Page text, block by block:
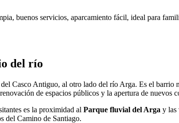
buenos servicios, aparcamiento fácil, ideal para
del río
Casco Antiguo, al otro lado del río Arga. Es el barrio
de espacios públicos y la apertura de nuevos
es la proximidad al Parque fluvial del Arga y las
del Camino de Santiago.